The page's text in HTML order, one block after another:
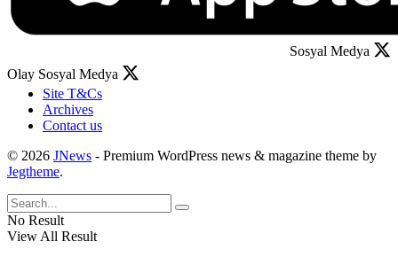
Sosyal Medya
Olay Sosyal Medya
Site T&Cs
Archives
Contact us
© 2026 JNews - Premium WordPress news & magazine theme by
Jegtheme.
No Result
View All Result